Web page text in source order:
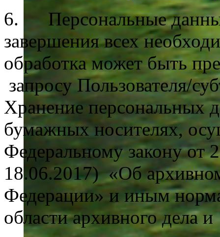
6. Персональные
завершения всех
обработка может быть
запросу Пользователя/
Хранение персональных
бумажных носителях,
Федеральному закону
18.06.2017) «Об
Федерации» и иным
области архивного дела